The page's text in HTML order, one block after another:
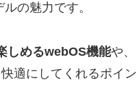
の魅力です。
しめるwebOS機能や、
適にしてくれるポイン